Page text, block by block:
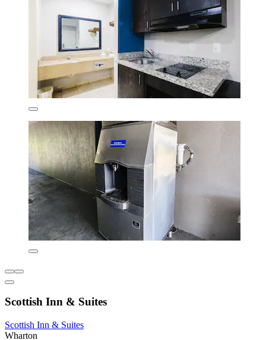
Scottish Inn & Suites
Scottish Inn & Suites
Wharton